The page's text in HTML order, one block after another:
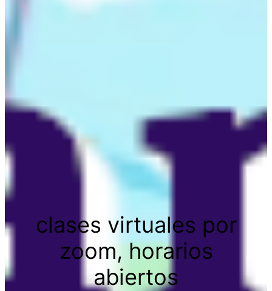
clases virtuales por
zoom, horarios
abiertos